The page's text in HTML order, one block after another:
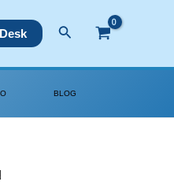
Buscar
BLOG